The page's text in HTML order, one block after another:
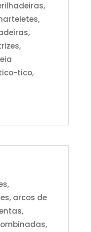
tico,
arcos de